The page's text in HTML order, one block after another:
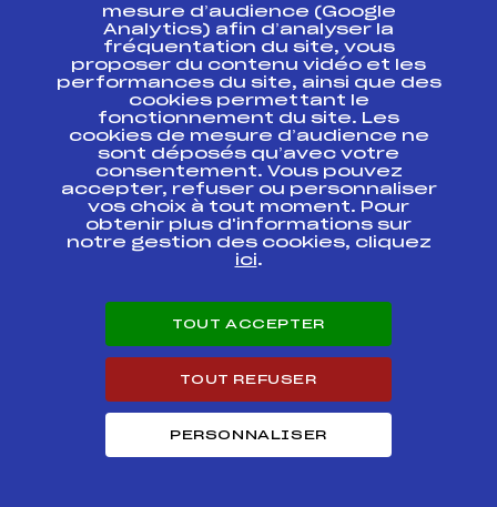
Course Cat.
AMVF0791.FFS
Finale U12etU14
Finale Grand Prix
des Jeunes
FFS
AMVF0681.FFS
GPJ U12etU14 GP
Bernadette Valroff
FFS
AMVF0101.FFS
CLJ U8etU10-
U12etU14 Prix du
Crédit Agricole
Mémorial Gilles
FFS
GPJ U12etU14 GP
Amarin
AMVF0601.FFS
CLJ U8etU10-
U12et U14 Prix du
Rouge Gazon
FFS
mesure d’audience (Google
Analytics) afin d’analyser la
fréquentation du site, vous
proposer du contenu vidéo et les
performances du site, ainsi que des
cookies permettant le
fonctionnement du site. Les
cookies de mesure d’audience ne
sont déposés qu’avec votre
consentement. Vous pouvez
accepter, refuser ou personnaliser
vos choix à tout moment. Pour
obtenir plus d'informations sur
notre gestion des cookies, cliquez
ici.
TOUT ACCEPTER
TOUT REFUSER
PERSONNALISER